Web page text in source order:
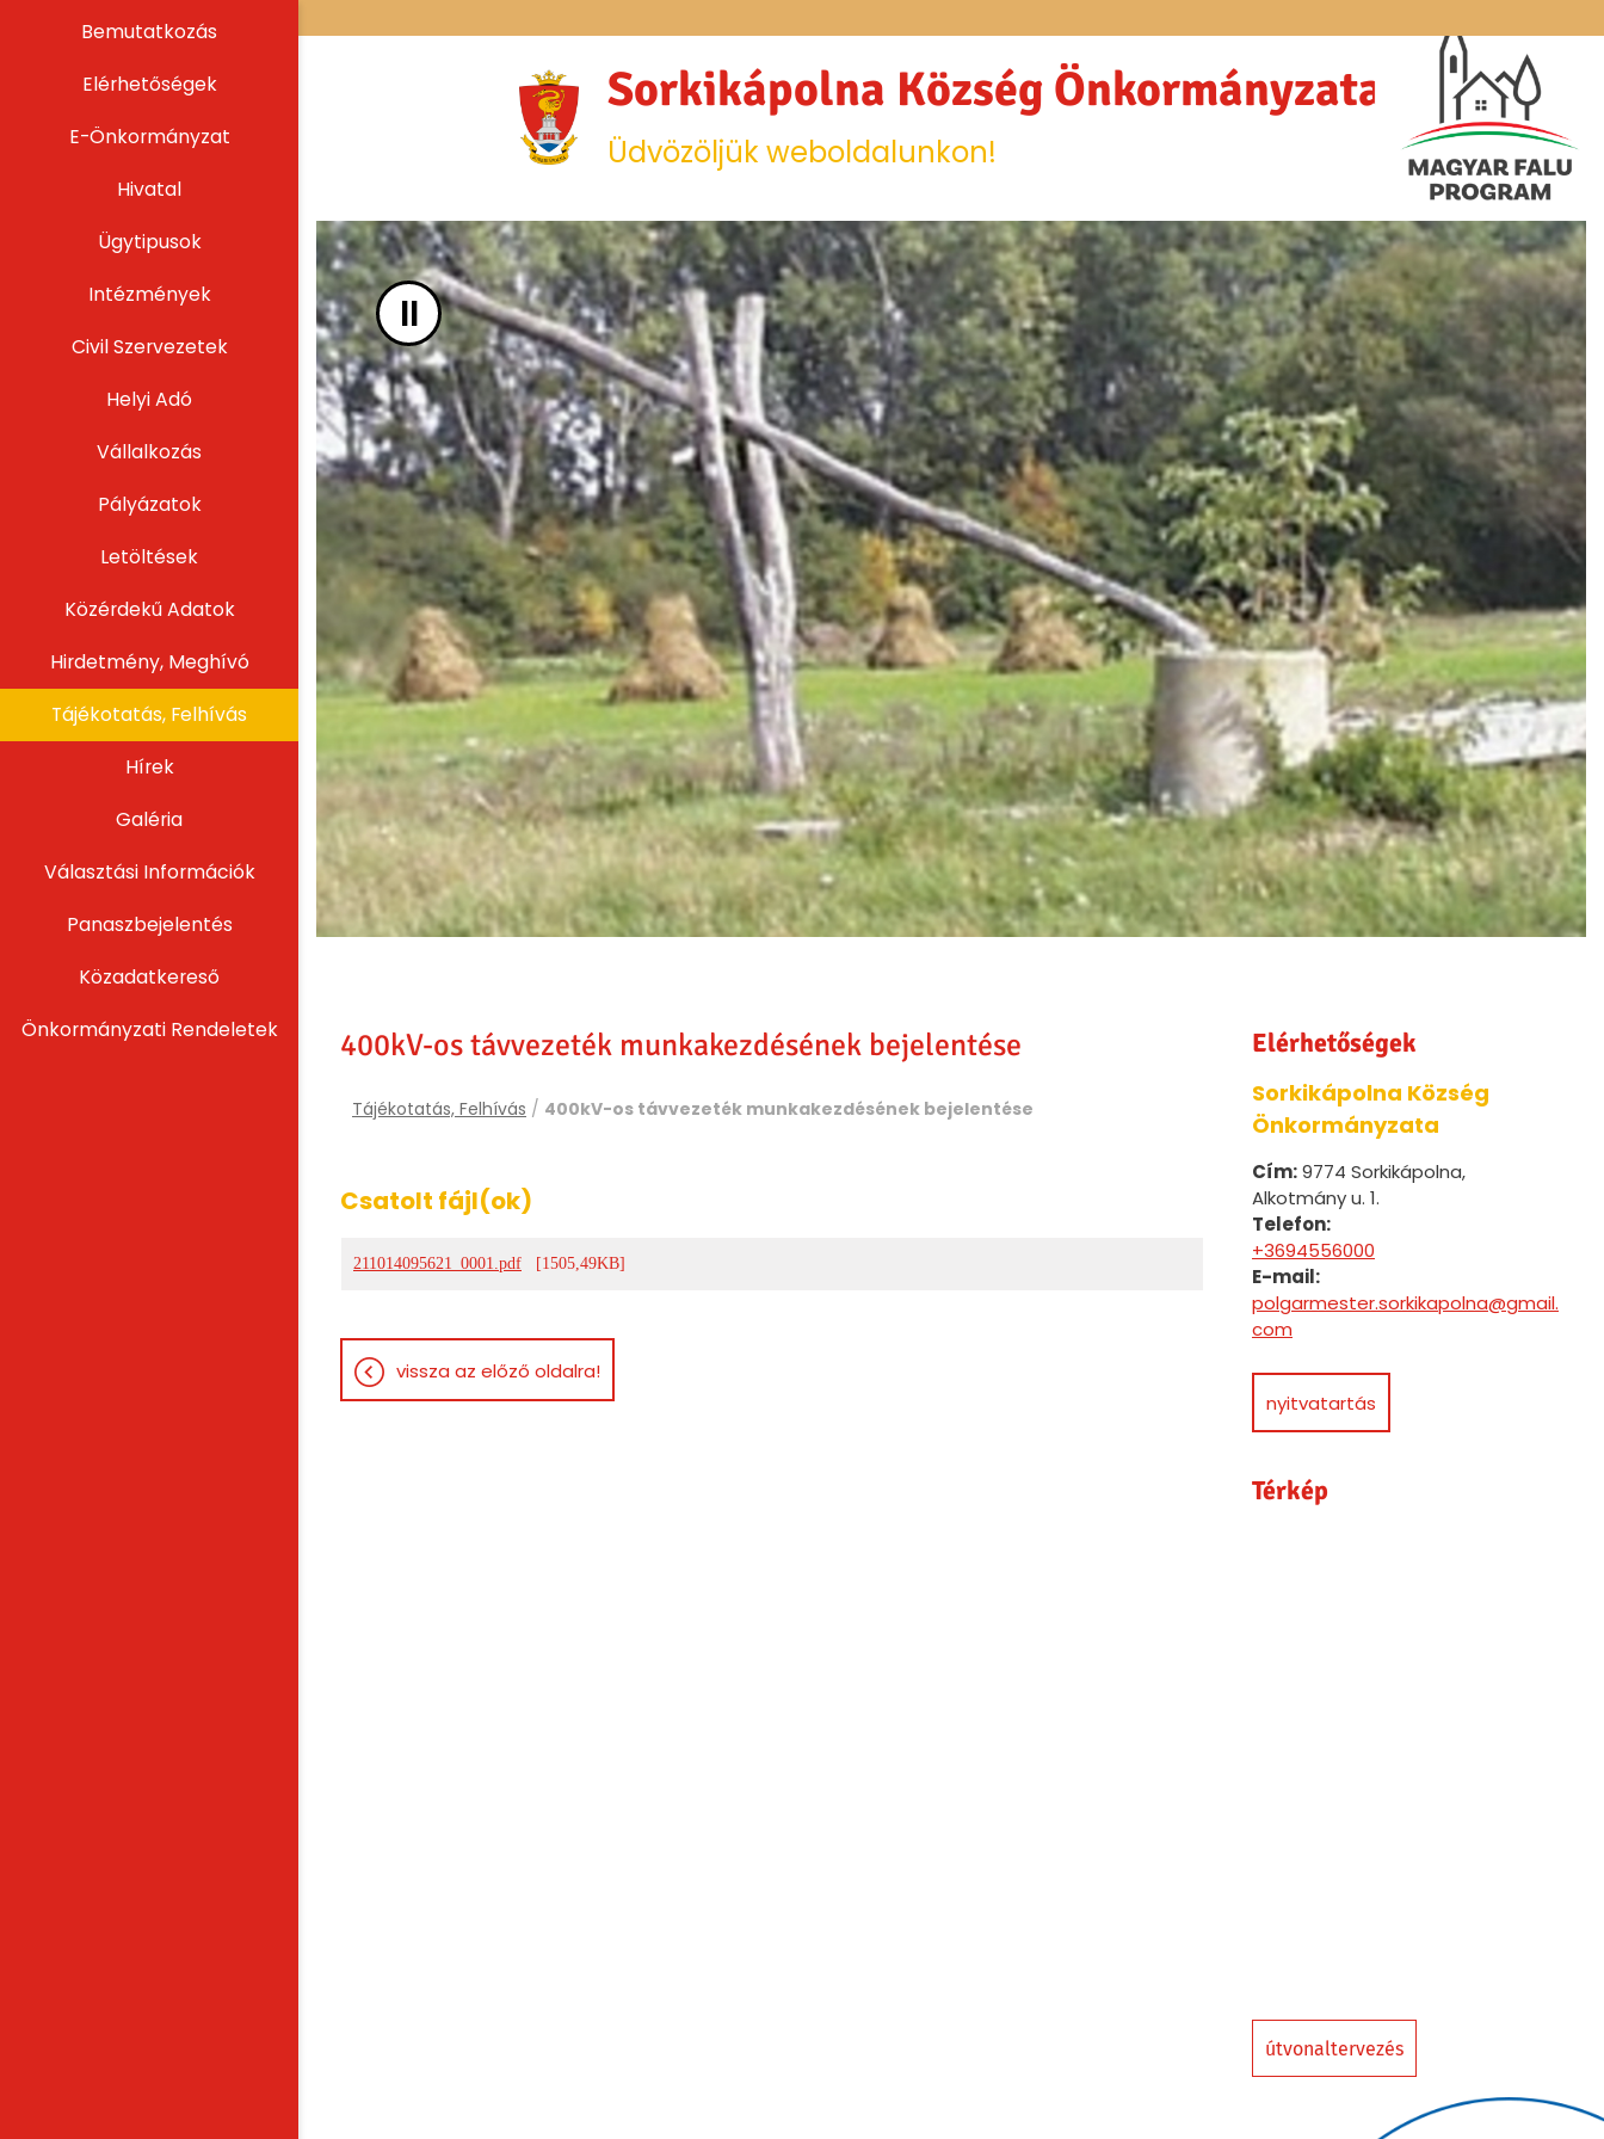
Bemutatkozás
Elérhetőségek
E-Önkormányzat
Hivatal
Ügytipusok
Intézmények
Civil Szervezetek
Helyi Adó
Vállalkozás
Pályázatok
Letöltések
Közérdekű Adatok
Hirdetmény, Meghívó
Tájékotatás, Felhívás
Hírek
Galéria
Választási Információk
Panaszbejelentés
Közadatkereső
Önkormányzati Rendeletek
Sorkikápolna Község Önkormányzata
Üdvözöljük weboldalunkon!
II
Elérhetőségek
Sorkikápolna Község
Önkormányzata
Cím:9774 Sorkikápolna,
Alkotmány u. 1.
Telefon:
+3694556000
E-mail:
polgarmester.sorkikapolna@gmail.
com
nyitvatartás
Térkép
útvonaltervezés
400kV-os távvezeték munkakezdésének bejelentése
Tájékotatás, Felhívás / 400kV-os távvezeték munkakezdésének bejelentése
Csatolt fájl(ok)
211014095621_0001.pdf [1505,49KB]
vissza az előző oldalra!